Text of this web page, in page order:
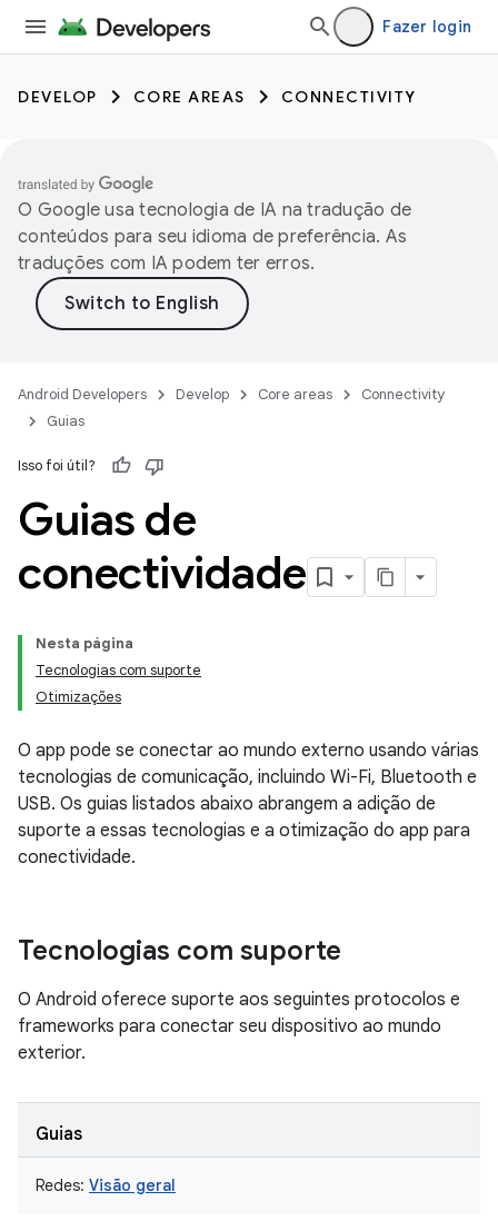
Fazer login
DEVELOP CORE AREAS CONNECTIVITY
O Google usa tecnologia de IA na tradução de
conteúdos para seu idioma de preferência. As
traduções com IA podem ter erros.
Android Developers Develop Core areas
Connectivity
Guias
Isso foi útil?
Guias de
conectividade
Nesta página
Tecnologias com suporte
Otimizações
O app pode se conectar ao mundo externo usando várias
tecnologias de comunicação, incluindo Wi-Fi, Bluetooth e
USB. Os guias listados abaixo abrangem a adição de
suporte a essas tecnologias e a otimização do app para
conectividade.
Tecnologias com suporte
O Android oferece suporte aos seguintes protocolos e
frameworks para conectar seu dispositivo ao mundo
exterior.
Guias
Redes: Visão geral